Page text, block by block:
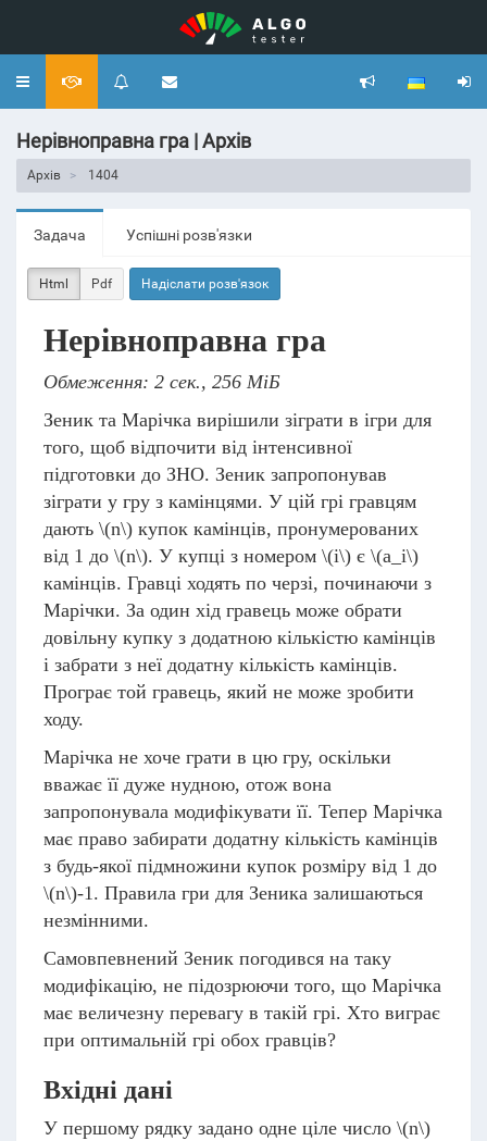
Toggle
Нерівноправна гра | Архів
Архів 1404
Задача Успішні розв'язки
Html Pdf Надіслати розв'язок
Нерівноправна гра
Обмеження: 2 сек., 256 МіБ
Зеник та Марічка вирішили зіграти в ігри для
того, щоб відпочити від інтенсивної
підготовки до ЗНО. Зеник запропонував
зіграти у гру з камінцями. У цій грі гравцям
дають \(n\) купок камінців, пронумерованих
від 1 до \(n\). У купці з номером \(i\) є \(a_i\)
камінців. Гравці ходять по черзі, починаючи з
Марічки. За один хід гравець може обрати
довільну купку з додатною кількістю камінців
і забрати з неї додатну кількість камінців.
Програє той гравець, який не може зробити
ходу.
Марічка не хоче грати в цю гру, оскільки
вважає її дуже нудною, отож вона
запропонувала модифікувати її. Тепер Марічка
має право забирати додатну кількість камінців
з будь-якої підмножини купок розміру від 1 до
\(n\)-1. Правила гри для Зеника залишаються
незмінними.
Самовпевнений Зеник погодився на таку
модифікацію, не підозрюючи того, що Марічка
має величезну перевагу в такій грі. Хто виграє
при оптимальній грі обох гравців?
Вхідні дані
У першому рядку задано одне ціле число \(n\)